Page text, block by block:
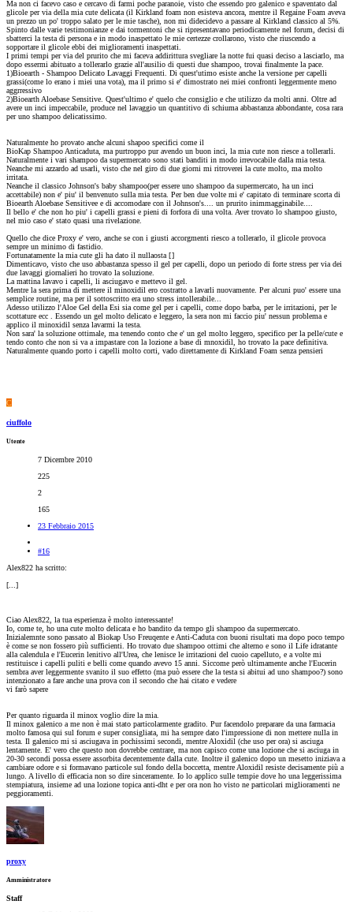
Ma non ci facevo caso e cercavo di farmi poche paranoie, visto che essendo pro galenico e spaventato dal
glicole per via della mia cute delicata (il Kirkland foam non esisteva ancora, mentre il Regaine Foam aveva
un prezzo un po' troppo salato per le mie tasche), non mi didecidevo a passare al Kirkland classico al 5%.
Spinto dalle varie testimonianze e dai tormentoni che si ripresentavano periodicamente nel forum, decisi di
sbatterci la testa di persona e in modo inaspettato le mie certezze crollarono, visto che riuscendo a
sopportare il glicole ebbi dei miglioramenti inaspettati.
I primi tempi per via del prurito che mi faceva addirittura svegliare la notte fui quasi deciso a lasciarlo, ma
dopo essermi abituato a tollerarlo grazie all'ausilio di questi due shampoo, trovai finalmente la pace.
1)Bioearth - Shampoo Delicato Lavaggi Frequenti. Di quest'utimo esiste anche la versione per capelli
grassi(come lo erano i miei una vota), ma il primo si e' dimostrato nei miei confronti leggermente meno
aggrressivo
2)Bioearth Aloebase Sensitive. Quest'ultimo e' quelo che consiglio e che utilizzo da molti anni. Oltre ad
avere un inci impeccabile, produce nel lavaggio un quantitivo di schiuma abbastanza abbondante, cosa rara
per uno shampoo delicatissimo.
Naturalmente ho provato anche alcuni shapoo specifici come il
BioKap Shampoo Anticaduta, ma purtroppo pur avendo un buon inci, la mia cute non riesce a tollerarli.
Naturalmente i vari shampoo da supermercato sono stati banditi in modo irrevocabile dalla mia testa.
Neanche mi azzardo ad usarli, visto che nel giro di due giorni mi ritroverei la cute molto, ma molto
irritata.
Neanche il classico Johnson's baby shampoo(per essere uno shampoo da supermercato, ha un inci
accettabile) non e' piu' il benvenuto sulla mia testa. Per ben due volte mi e' capitato di terminare scorta di
Bioearth Aloebase Sensitivee e di accomodare con il Johnson's.... un prurito inimmagginabile....
Il bello e' che non ho piu' i capelli grassi e pieni di forfora di una volta. Aver trovato lo shampoo giusto,
nel mio caso e' stato quasi una rivelazione.
Quello che dice Proxy e' vero, anche se con i giusti accorgmenti riesco a tollerarlo, il glicole provoca
sempre un minimo di fastidio.
Fortunatamente la mia cute gli ha dato il nullaosta []
Dimenticavo, visto che uso abbastanza spesso il gel per capelli, dopo un periodo di forte stress per via dei
due lavaggi giornalieri ho trovato la soluzione.
La mattina lavavo i capelli, li asciugavo e mettevo il gel.
Mentre la sera prima di mettere il minoxidil ero costratto a lavarli nuovamente. Per alcuni puo' essere una
semplice routine, ma per il sottoscritto era uno stress intollerabile...
Adesso utilizzo l'Aloe Gel della Esi sia come gel per i capelli, come dopo barba, per le irritazioni, per le
scottature ecc . Essendo un gel molto delicato e leggero, la sera non mi faccio piu' nessun problema e
applico il minoxidil senza lavarmi la testa.
Non sara' la soluzione ottimale, ma tenendo conto che e' un gel molto leggero, specifico per la pelle/cute e
tendo conto che non si va a impastare con la lozione a base di mnoxidil, ho trovato la pace definitiva.
Naturalmente quando porto i capelli molto corti, vado direttamente di Kirkland Foam senza pensieri
C
ciuffolo
Utente
7 Dicembre 2010
225
2
165
23 Febbraio 2015
#16
Alex822 ha scritto:
[...]
Ciao Alex822, la tua esperienza è molto interessante!
Io, come te, ho una cute molto delicata e ho bandito da tempo gli shampoo da supermercato.
Inizialemnte sono passato al Biokap Uso Freuqente e Anti-Caduta con buoni risultati ma dopo poco tempo
è come se non fossero più sufficienti. Ho trovato due shampoo ottimi che alterno e sono il Life idratante
alla calendula e l'Eucerin lenitivo all'Urea, che lenisce le irritazioni del cuoio capelluto, e a volte mi
restituisce i capelli puliti e belli come quando avevo 15 anni. Siccome però ultimamente anche l'Eucerin
sembra aver leggermente svanito il suo effetto (ma può essere che la testa si abitui ad uno shampoo?) sono
intenzionato a fare anche una prova con il secondo che hai citato e vedere
vi farò sapere
Per quanto riguarda il minox voglio dire la mia.
Il minox galenico a me non è mai stato particolarmente gradito. Pur facendolo preparare da una farmacia
molto famosa qui sul forum e super consigliata, mi ha sempre dato l'impressione di non mettere nulla in
testa. Il galenico mi si asciugava in pochissimi secondi, mentre Aloxidil (che uso per ora) si asciuga
lentamente. E' vero che questo non dovrebbe centrare, ma non capisco come una lozione che si asciuga in
20-30 secondi possa essere assorbita decentemente dalla cute. Inoltre il galenico dopo un mesetto iniziava a
cambiare odore e si formavano particole sul fondo della boccetta, mentre Aloxidil resiste decisamente più a
lungo. A livello di efficacia non so dire sinceramente. Io lo applico sulle tempie dove ho una leggerissima
stempiatura, insieme ad una lozione topica anti-dht e per ora non ho visto ne particolari miglioramenti ne
peggioramenti.
proxy
Amministratore
Staff